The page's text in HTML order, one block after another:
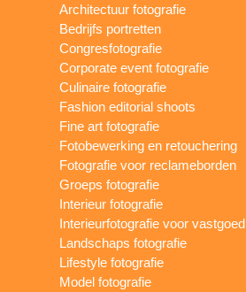
Architectuur fotografie
Bedrijfs portretten
Congresfotografie
Corporate event fotografie
Culinaire fotografie
Fashion editorial shoots
Fine art fotografie
Fotobewerking en retouchering
Fotografie voor reclameborden
Groeps fotografie
Interieur fotografie
Interieurfotografie voor vastgoed
Landschaps fotografie
Lifestyle fotografie
Model fotografie